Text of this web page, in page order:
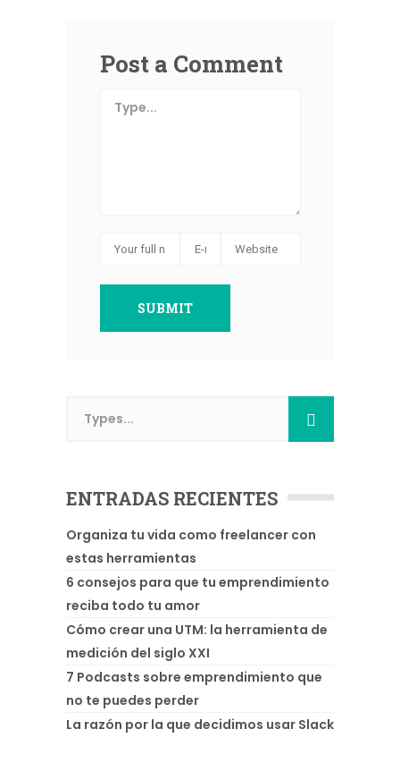
Post a Comment
ENTRADAS RECIENTES
Organiza tu vida como freelancer con
estas herramientas
6 consejos para que tu emprendimiento
reciba todo tu amor
Cómo crear una UTM: la herramienta de
medición del siglo XXI
7 Podcasts sobre emprendimiento que
no te puedes perder
La razón por la que decidimos usar Slack